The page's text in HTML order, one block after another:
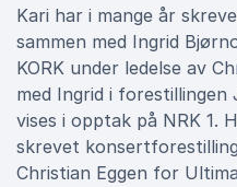
Kari har i mange år
sammen med Ingrid
KORK under ledelse av
med Ingrid i forestillingen
vises i opptak på NRK 1.
skrevet
Christian Eggen for